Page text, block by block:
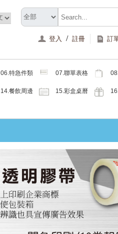
登入 / 註冊 訂
06.特急件類
07.聯單表格
14.餐飲周邊
15.彩盒桌曆